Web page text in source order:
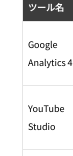
ツール名
Google
Analytics 4
YouTube
Studio